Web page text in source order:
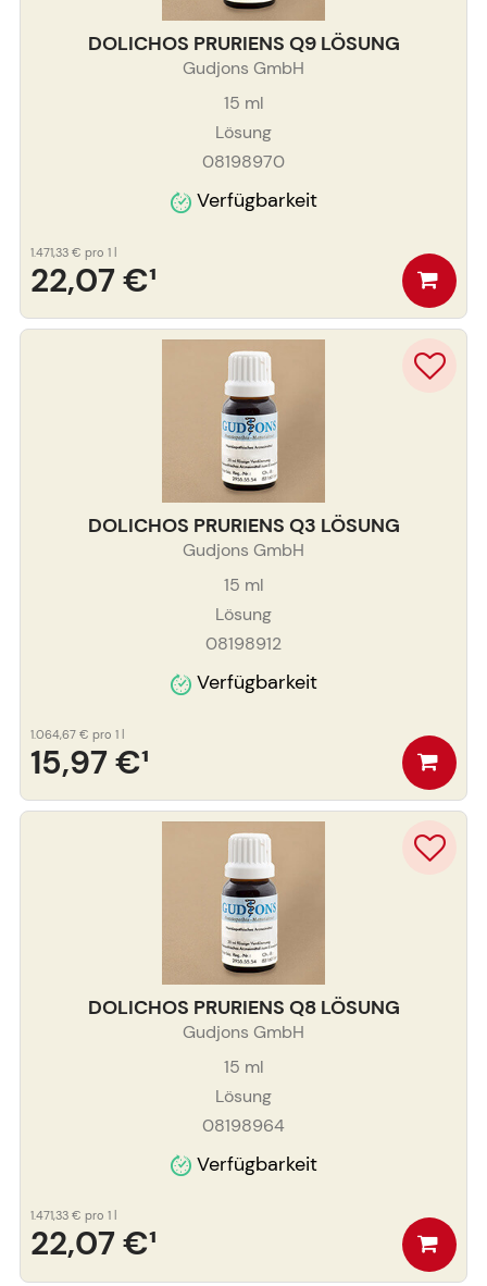
DOLICHOS PRURIENS Q9 LÖSUNG
Gudjons GmbH
15 ml
Lösung
08198970
Verfügbarkeit
22,07 €¹
1.471,33 € pro 1 l
DOLICHOS PRURIENS Q3 LÖSUNG
Gudjons GmbH
15 ml
Lösung
08198912
Verfügbarkeit
15,97 €¹
1.064,67 € pro 1 l
DOLICHOS PRURIENS Q8 LÖSUNG
Gudjons GmbH
15 ml
Lösung
08198964
Verfügbarkeit
22,07 €¹
1.471,33 € pro 1 l